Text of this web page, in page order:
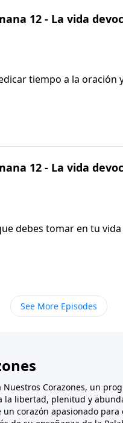
12 - La vida
tiempo a la
sobre cómo
12 - La vida
debes tomar en tu
Nancy DeMoss
See More Episodes
Corazones, un
la libertad, plenitud y
corazón apasionado para